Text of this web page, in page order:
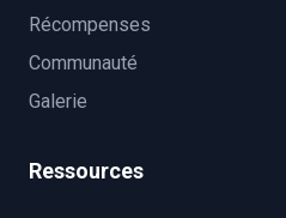
Récompenses
Communauté
Galerie
Ressources